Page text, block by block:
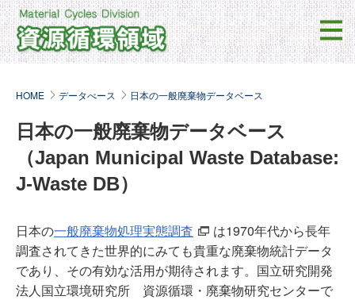
HOME データべース 日本の一般廃棄物データベース
日本の一般廃棄物データベース
（Japan Municipal Waste Database:
J-Waste DB）
日本の一般廃棄物処理実態調査
は1970年代から長年
調査されてきた世界的にみても貴重な廃棄物統計データ
であり、その有効な活用が期待されます。国立研究開発
法人国立環境研究所 資源循環・廃棄物研究センターで